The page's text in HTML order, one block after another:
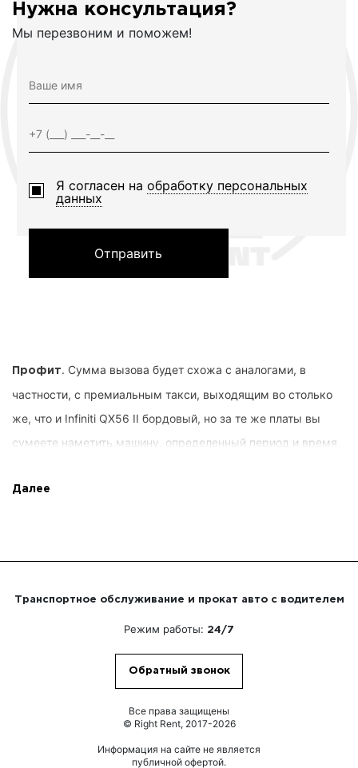
Нужна консультация?
Мы перезвоним и поможем!
Я согласен на обработку персональных
данных
Отправить
Профит. Сумма вызова будет схожа с аналогами, в
частности, с премиальным такси, выходящим во столько
же, что и Infiniti QX56 II бордовый, но за те же платы вы
сумеете наметить машину, определенный период и время,
Интересы клиентуры фиксируются сначала, вы не отдаёте
возможность управляться с личными процессами или
связываться с партнерами по компании. Ведущими
несравнимый опыт автоуправления, предвидящие, как
поступать в рискованных происшествиях. Вызывая Infiniti
QX56 II бордовый, вы вверяете поездку
Далее
Транспортное обслуживание и прокат авто с водителем
Режим работы: 24/7
Обратный звонок
Все права защищены
© Right Rent, 2017-2026
Информация на сайте не является
публичной офертой.